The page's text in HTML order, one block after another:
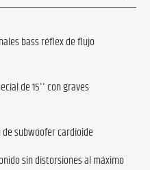
bass réflex de flujo
de 15'' con graves
subwoofer cardioide
sin distorsiones al máximo